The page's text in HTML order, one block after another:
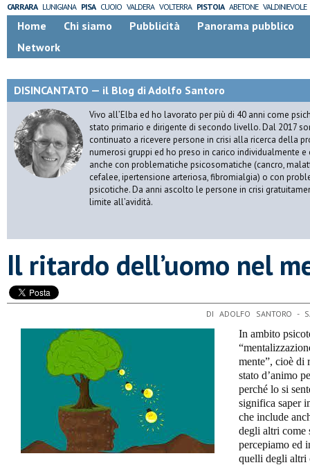
CARRARA LUNIGIANA PISA CUOIO VALDERA VOLTERRA PISTOIA ABETONE VALDINIEVOLE
Home Chi siamo Pubblicità
Panorama pubblico
Network
DISINCANTATO — il Blog di Adolfo Santoro
Vivo all’Elba ed ho lavorato per più di 40 anni come
stato primario e dirigente di secondo livello. Dal 2017
continuato a ricevere persone in crisi alla ricerca della
numerosi gruppi ed ho preso in carico individualmente
anche con problematiche psicosomatiche (cancro,
cefalee, ipertensione arteriosa, fibromialgia) o con
psicotiche. Da anni ascolto le persone in crisi
limite all’avidità.
​Il ritardo dell’uomo nel
DI ADOLFO SANTORO -
In ambito
mente”, cioè di
stato d’animo
perché lo si
significa saper
che include
degli altri come
percepiamo ed
quelli degli altri